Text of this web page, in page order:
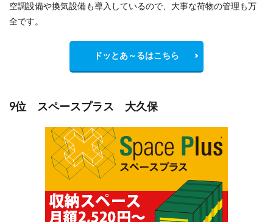
空調設備や換気設備も導入しているので、大事な荷物の管理も万
全です。
ドッとあ～るはこちら
9位 スペースプラス 大久保